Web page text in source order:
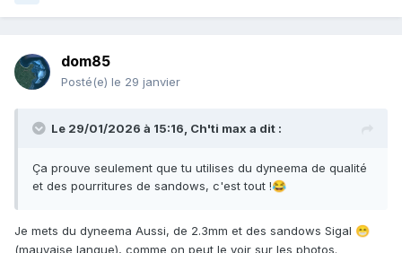
dom85
Posté(e) le 29 janvier
Le 29/01/2026 à 15:16, Ch'ti max a dit :
Ça prouve seulement que tu utilises du dyneema de qualité
et des pourritures de sandows, c'est tout !😂
Je mets du dyneema Aussi, de 2.3mm et des sandows Sigal 😁
(mauvaise langue), comme on peut le voir sur les photos.